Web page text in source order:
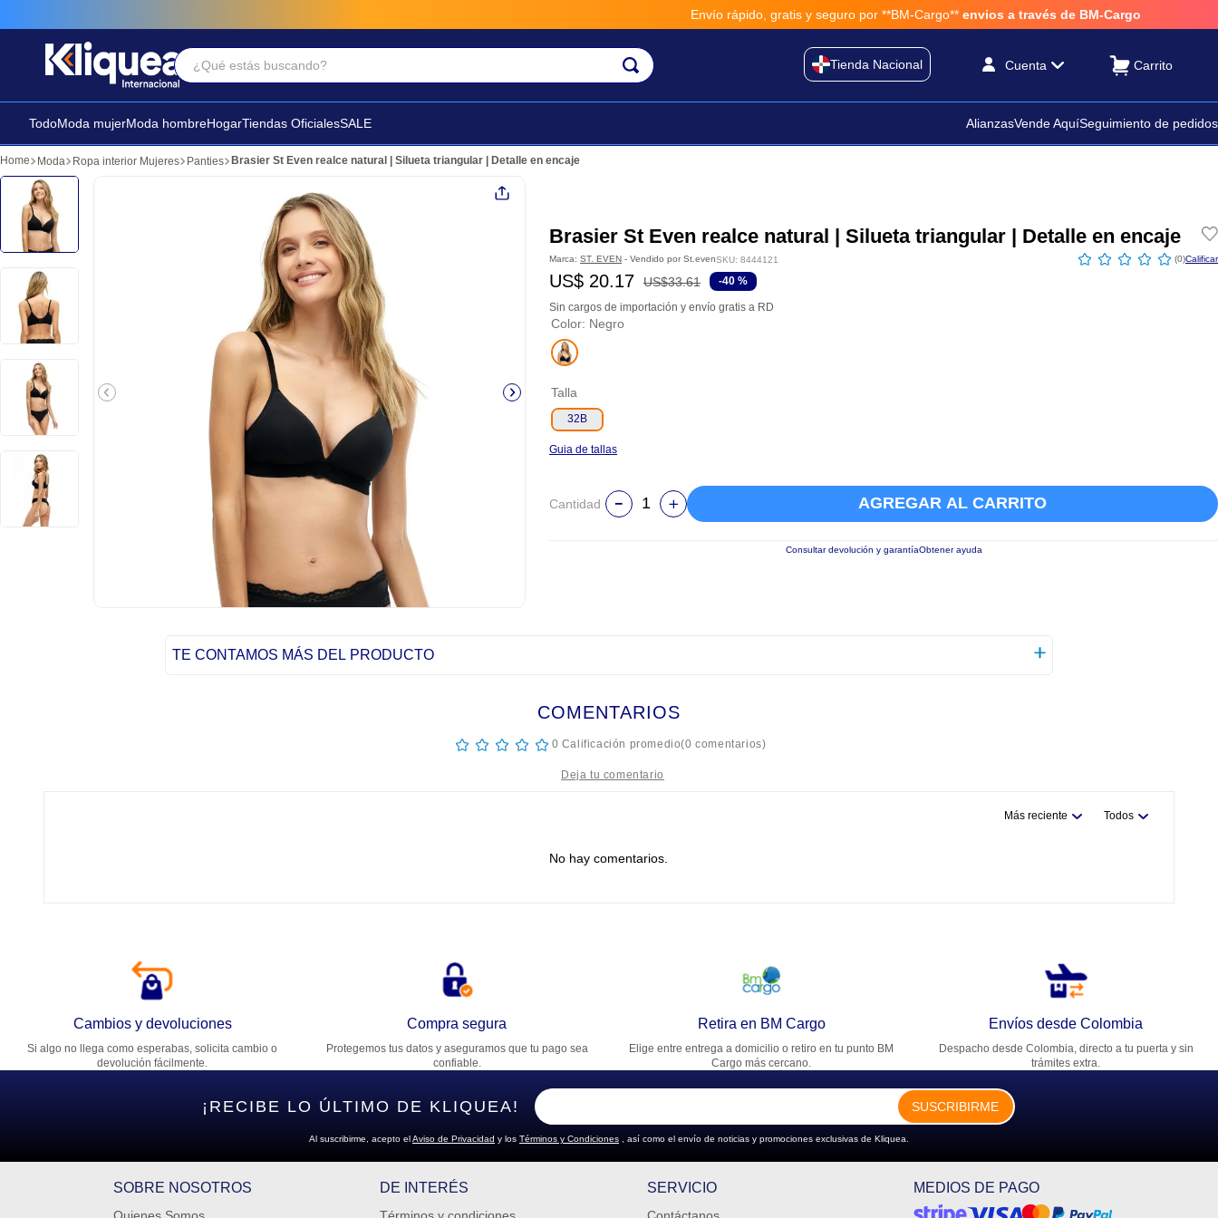
Envío rápido, gratis y seguro por **BM-Cargo** envios a través de BM-Cargo
¿Qué estás buscando?
Tienda Nacional Cuenta
TodoModa mujerModa hombreHogarTiendas OficialesSALE AlianzasVende AquíSeguimiento de pedidos
Moda Ropa interior Mujeres Panties Brasier St Even realce natural | Silueta triangular | Detalle en encaje
Brasier St Even realce natural | Silueta triangular | Detalle en encaje
Marca: ST. EVEN - Vendido por St.evenSKU: 8444121 ☆ ☆ ☆ ☆ ☆ (0)
US$ 20.17 US$33.61 -40 %
Sin cargos de importación y envío gratis a RD
Color: Negro
Talla
32B
Guia de tallas
Cantidad AGREGAR AL CARRITO
Consultar devolución y garantíaObtener ayuda
TE CONTAMOS MÁS DEL PRODUCTO
COMENTARIOS
☆ ☆ ☆ ☆ ☆ 0 Calificación promedio(0 comentarios)
Dirección de email
Escribe un comentario
ENVIAR COMENTARIO
Más reciente Todos
No hay comentarios.
Cambios y devoluciones
Si algo no llega como esperabas, solicita cambio o
devolución fácilmente.
Compra segura
Protegemos tus datos y aseguramos que tu pago sea
confiable.
Retira en BM Cargo
Elige entre entrega a domicilio o retiro en tu punto BM
Cargo más cercano.
Envíos desde Colombia
Despacho desde Colombia, directo a tu puerta y sin
trámites extra.
¡RECIBE LO ÚLTIMO DE KLIQUEA! SUSCRIBIRME
Al suscribirme, acepto elAviso de Privacidad y los Términos y Condiciones , así como el envío de noticias y promociones exclusivas de Kliquea.
SOBRE NOSOTROS DE INTERÉS SERVICIO MEDIOS DE PAGO
Términos Más Buscados
2. sandalia